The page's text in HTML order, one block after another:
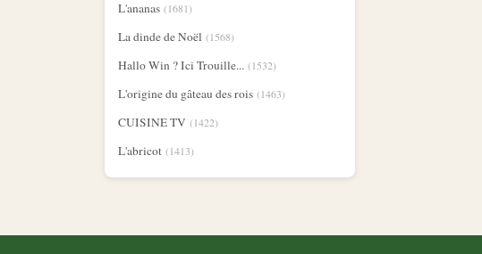
L'ananas (1681)
La dinde de Noël (1568)
Hallo Win ? Ici Trouille... (1532)
L'origine du gâteau des rois (1463)
CUISINE TV (1422)
L'abricot (1413)